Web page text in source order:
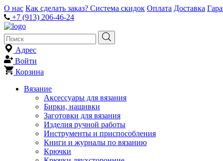
О нас Как сделать заказ? Система скидок Оплата Доставка
+7 (913) 206-46-24
Адрес
Войти
Корзина
Вязание
Аксессуары для вязания
Бирки, нашивки
Заготовки для вязания
Изделия ручной работы
Инструменты и приспособления
Книги и журналы по вязанию
Крючки